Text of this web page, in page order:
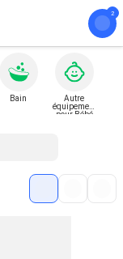
Bain
Autre
équipement
pour Bébé